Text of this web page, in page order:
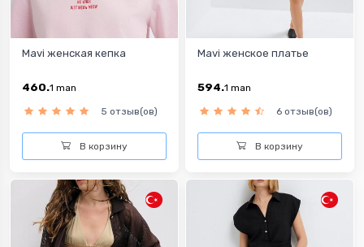
Mavi женская кепка
460.1 man
5 отзыв(ов)
В корзину
Mavi женское платье
594.1 man
6 отзыв(ов)
В корзину